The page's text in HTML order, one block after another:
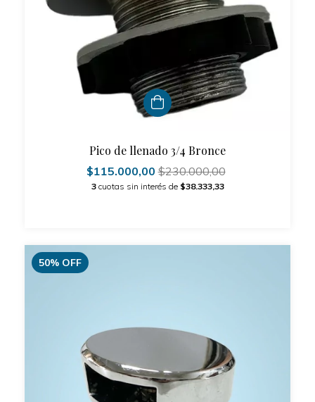
Pico de llenado 3/4 Bronce
$115.000,00$230.000,00
3 cuotas sin interés de $38.333,33
50% OFF